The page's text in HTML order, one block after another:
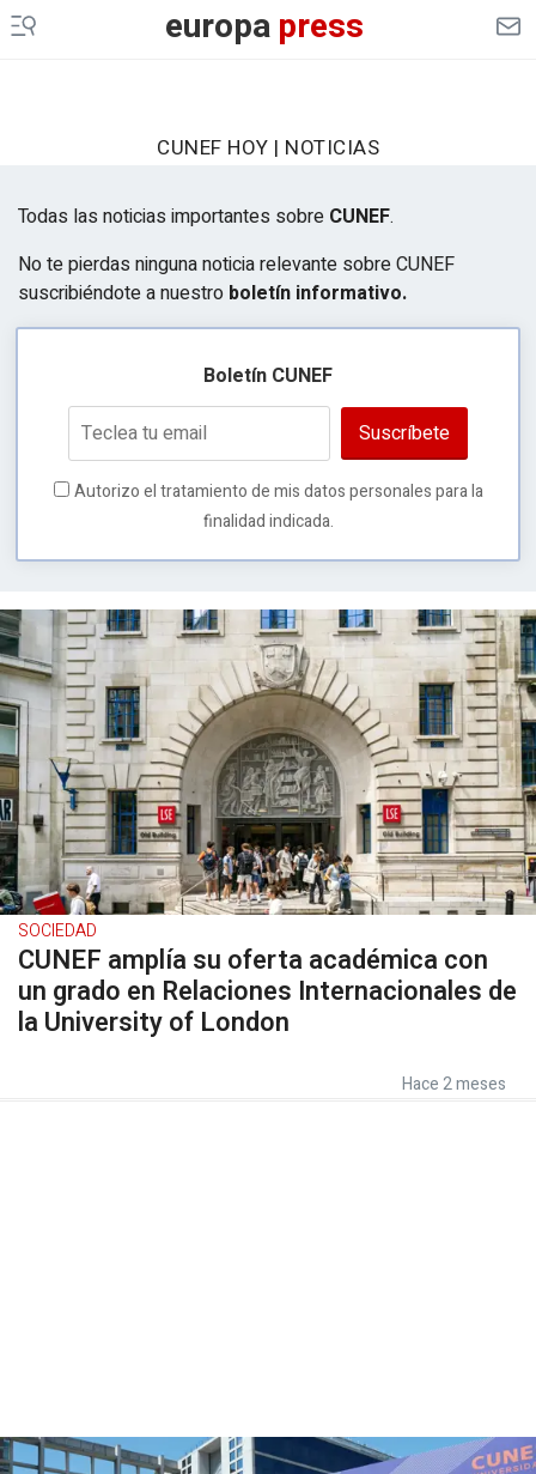
europapress
CUNEF HOY | NOTICIAS
Todas las noticias importantes sobre CUNEF.
No te pierdas ninguna noticia relevante sobre CUNEF
suscribiéndote a nuestro boletín informativo.
Boletín CUNEF
Suscríbete
Autorizo el tratamiento de mis datos personales para la
finalidad indicada.
SOCIEDAD
CUNEF amplía su oferta académica con
un grado en Relaciones Internacionales de
la University of London
Hace 2 meses